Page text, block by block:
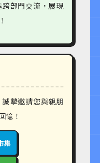
部門交流，展現
摯邀請您與親朋
憶！
集